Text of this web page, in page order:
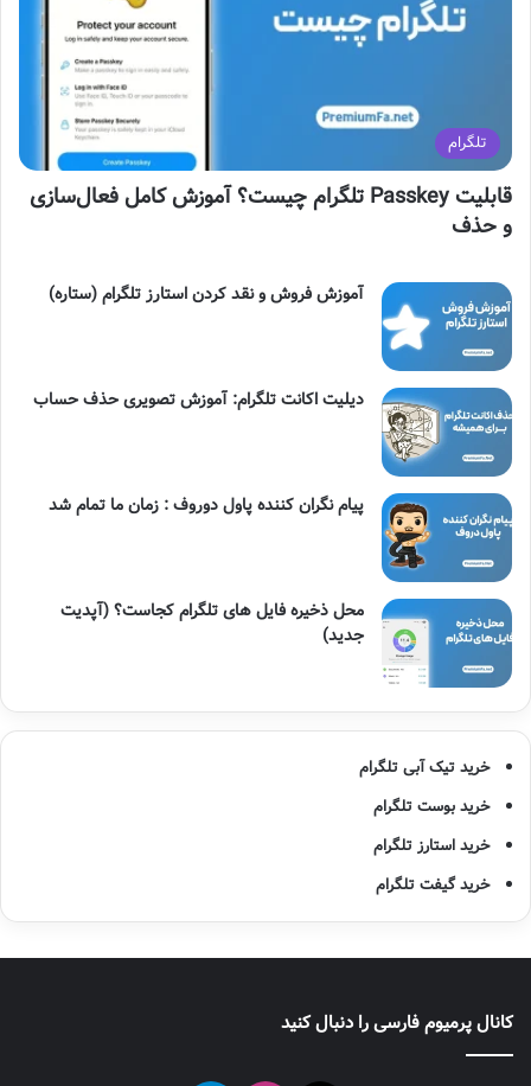
تلگرام
قابلیت Passkey تلگرام چیست؟ آموزش کامل فعال‌سازی
و حذف
آموزش فروش و نقد کردن استارز تلگرام (ستاره)
دیلیت اکانت تلگرام: آموزش تصویری حذف حساب
پیام نگران کننده پاول دوروف : زمان ما تمام شد
محل ذخیره فایل های تلگرام کجاست؟ (آپدیت
جدید)
خرید تیک آبی تلگرام
خرید بوست تلگرام
خرید استارز تلگرام
خرید گیفت تلگرام
کانال پرمیوم فارسی را دنبال کنید